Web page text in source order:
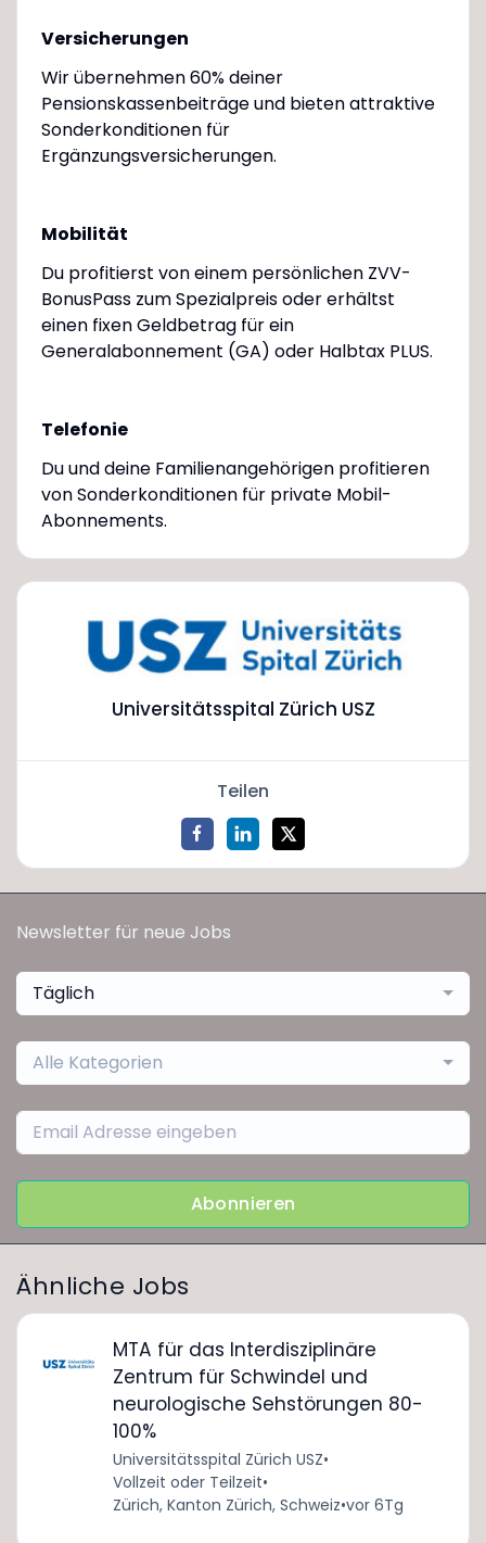
Versicherungen
Wir übernehmen 60% deiner
Pensionskassenbeiträge und bieten attraktive
Sonderkonditionen für
Ergänzungsversicherungen.
Mobilität
Du profitierst von einem persönlichen ZVV-
BonusPass zum Spezialpreis oder erhältst
einen fixen Geldbetrag für ein
Generalabonnement (GA) oder Halbtax PLUS.
Telefonie
Du und deine Familienangehörigen profitieren
von Sonderkonditionen für private Mobil-
Abonnements.
Universitätsspital Zürich USZ
Teilen
Newsletter für neue Jobs
Täglich
Alle Kategorien
Abonnieren
Ähnliche Jobs
MTA für das Interdisziplinäre
Zentrum für Schwindel und
neurologische Sehstörungen 80-
100%
Universitätsspital Zürich USZ•
Vollzeit oder Teilzeit•
Zürich, Kanton Zürich, Schweiz•vor 6Tg